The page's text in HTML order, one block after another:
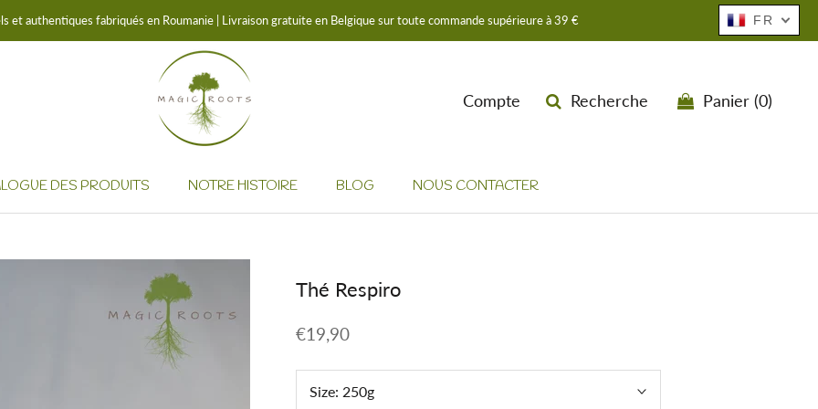
et authentiques fabriqués en Roumanie | Livraison gratuite en Belgique sur toute commande supérieure à 39 €
DES PRODUITS
NOTRE HISTOIRE
BLOG
NOUS CONTACTER
Compte Recherche Panier (0)
Thé Respiro
€19,90
Size: 250g
FR